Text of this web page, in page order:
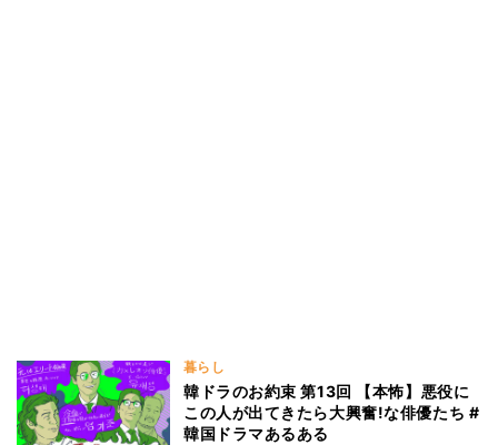
暮らし
韓ドラのお約束 第13回 【本怖】悪役に
この人が出てきたら大興奮!な俳優たち #
韓国ドラマあるある